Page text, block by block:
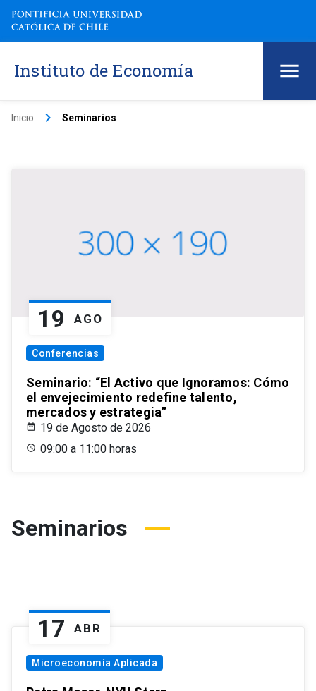
Instituto de Economía
Inicio keyboard_arrow_right Seminarios
19 AGO
Conferencias
Seminario: “El Activo que Ignoramos: Cómo
el envejecimiento redefine talento,
mercados y estrategia”
19 de Agosto de 2026
09:00 a 11:00 horas
Seminarios
17 ABR
Microeconomía Aplicada